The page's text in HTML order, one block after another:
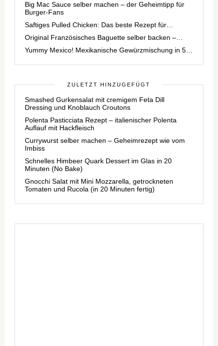
Big Mac Sauce selber machen – der Geheimtipp für
Burger-Fans
Saftiges Pulled Chicken: Das beste Rezept für…
Original Französisches Baguette selber backen –…
Yummy Mexico! Mexikanische Gewürzmischung in 5…
ZULETZT HINZUGEFÜGT
Smashed Gurkensalat mit cremigem Feta Dill
Dressing und Knoblauch Croutons
Polenta Pasticciata Rezept – italienischer Polenta
Auflauf mit Hackfleisch
Currywurst selber machen – Geheimrezept wie vom
Imbiss
Schnelles Himbeer Quark Dessert im Glas in 20
Minuten (No Bake)
Gnocchi Salat mit Mini Mozzarella, getrockneten
Tomaten und Rucola (in 20 Minuten fertig)